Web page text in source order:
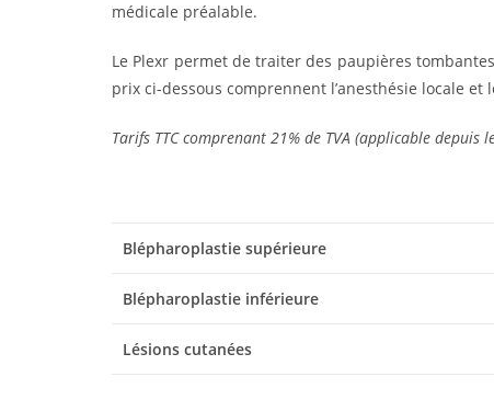
médicale préalable.
Le Plexr permet de traiter des paupières
prix ci-dessous comprennent l’anesthésie locale et
Tarifs TTC comprenant 21% de TVA (applicable
Blépharoplastie supérieure
Blépharoplastie inférieure
Lésions cutanées